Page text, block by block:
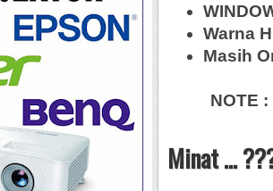
Warna
Masih
NOTE
Minat ...